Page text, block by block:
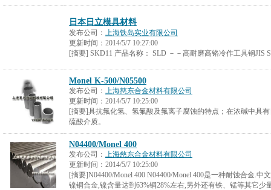
日本日立模具材料
发布公司： 上海铁岛实业有限公司
更新时间： 2014/5/7 10:27:00
[摘要] SKD11 产品名称： SLD －－高耐磨高铬冷作工具钢JIS
Monel K-500/N05500
发布公司： 上海慈东合金材料有限公司
更新时间： 2014/5/7 10:25:00
[摘要]具抗氟化氢、氢氟酸及氟离子腐蚀的特点；在浓碱中具
硫酸介质。
N04400/Monel 400
发布公司： 上海慈东合金材料有限公司
更新时间： 2014/5/7 10:25:00
[摘要]N04400/Monel 400 N04400/Monel 400是一种耐蚀合金.中
镍铜合金,镍含量达到63%铜28%左右,另外还有铁、锰等其它少